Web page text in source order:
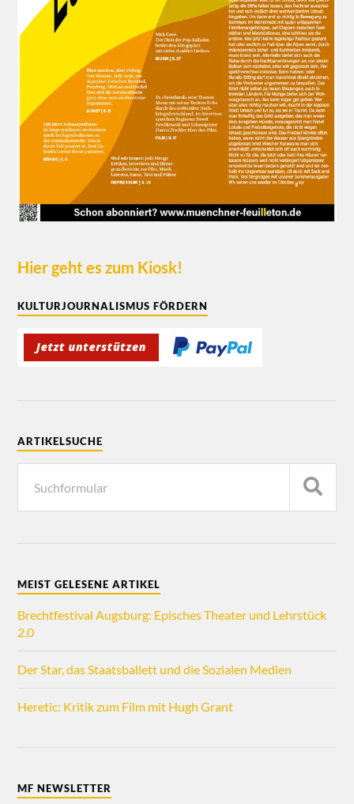
Hier geht es zum Kiosk!
KULTURJOURNALISMUS FÖRDERN
ARTIKELSUCHE
MEIST GELESENE ARTIKEL
Brechtfestival Augsburg: Episches Theater und Lehrstück
2.0
Der Star, das Staatsballett und die Sozialen Medien
Heretic: Kritik zum Film mit Hugh Grant
MF NEWSLETTER